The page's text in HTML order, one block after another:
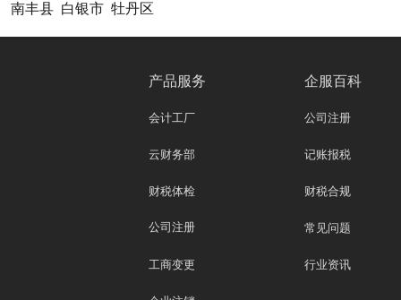
南丰县 白银市 牡丹区
产品服务
会计工厂
云财务部
财税体检
公司注册
工商变更
企服百科
公司注册
记账报税
财税合规
常见问题
行业资讯